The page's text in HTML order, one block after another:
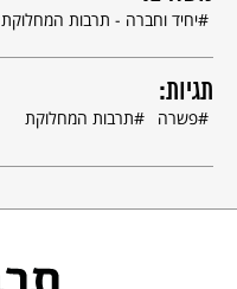
יחיד וחברה - תרבות המחלוקת
תגיות:
פשרה תרבות המחלוקת